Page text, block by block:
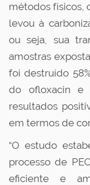
métodos físicos,
levou à
ou seja, sua
amostras
foi destruído
do ofloxacin e
resultados
em termos de
“O estudo
processo de
eficiente e